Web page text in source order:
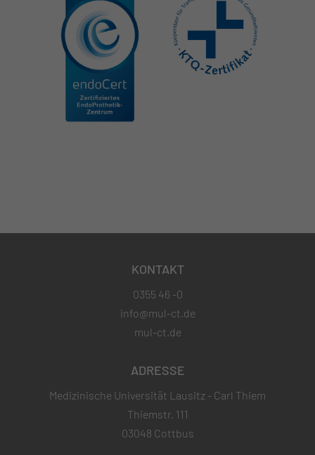
KONTAKT
0355 46 -0
info@mul-ct.de
mul-ct.de
ADRESSE
Medizinische Universität Lausitz - Carl Thiem
Thiemstr. 111
03048 Cottbus